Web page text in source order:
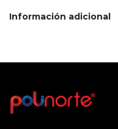
Información adicional